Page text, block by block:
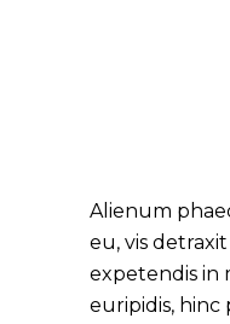
Alienum
eu, vis
expetendis in
euripidis, hinc